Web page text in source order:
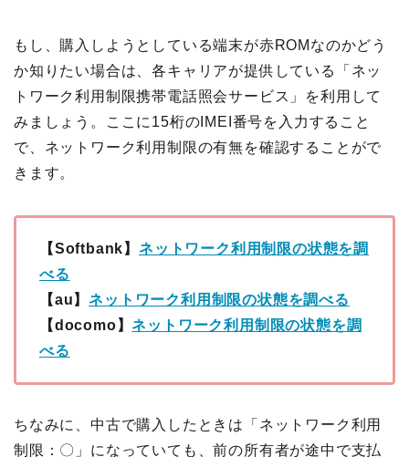
もし、購入しようとしている端末が赤ROMなのかどう
か知りたい場合は、各キャリアが提供している「ネッ
トワーク利用制限携帯電話照会サービス」を利用して
みましょう。ここに15桁のIMEI番号を入力すること
で、ネットワーク利用制限の有無を確認することがで
きます。
【Softbank】 ネットワーク利用制限の状態を調
べる
【au】ネットワーク利用制限の状態を調べる
【docomo】ネットワーク利用制限の状態を調
べる
ちなみに、中古で購入したときは「ネットワーク利用
制限：〇」になっていても、前の所有者が途中で支払